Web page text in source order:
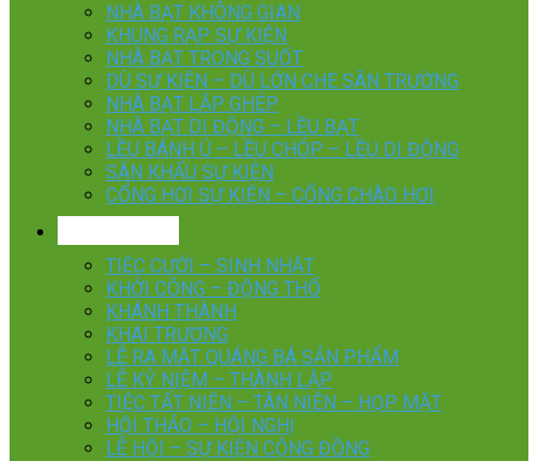
NHÀ BẠT KHÔNG GIAN
KHUNG RẠP SỰ KIỆN
NHÀ BẠT TRONG SUỐT
DÙ SỰ KIỆN – DÙ LỚN CHE SÂN TRƯỜNG
NHÀ BẠT LẮP GHÉP
NHÀ BẠT DI ĐỘNG – LỀU BẠT
LỀU BÁNH Ú – LỀU CHÓP – LỀU DI ĐỘNG
SÂN KHẤU SỰ KIỆN
CỔNG HƠI SỰ KIỆN – CỔNG CHÀO HƠI
TIỆC CƯỚI – SINH NHẬT
KHỞI CÔNG – ĐỘNG THỔ
KHÁNH THÀNH
KHAI TRƯƠNG
LỄ RA MẮT QUÁNG BÁ SẢN PHẨM
LỄ KỶ NIỆM – THÀNH LẬP
TIỆC TẤT NIÊN – TÂN NIÊN – HỌP MẶT
HỘI THẢO – HỘI NGHỊ
LỄ HỘI – SỰ KIỆN CỘNG ĐỒNG